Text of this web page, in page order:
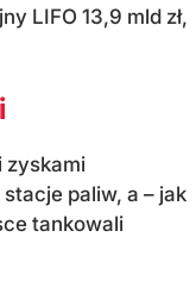
LIFO 13,9 mld zł,
zyskami
paliw, a – jak
tankowali